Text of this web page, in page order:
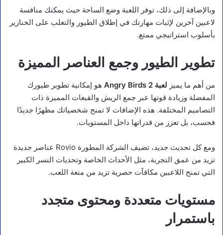
وبالإضافة إلى ذلك، توفر اللعبة وضع الساحة حيث يمكنك منافسة
لاعبين آخرين لإثبات مهارتك في إطلاق الطيور والتغلب على الخنازير
بأسلوب استراتيجي ممتع.
تطوير الطيور وجمع العناصر المميزة
من أهم ما يميز لعبة Angry Birds 2
هو إمكانية تطوير طيورك
المفضلة وزيادة قوتها عبر جمع الريش والقبعات المميزة ذات
التصاميم المختلفة. هذه الإضافات لا تمنح شخصياتك مظهرًا جديدًا
فحسب، بل تعزز من قدراتها داخل المستويات.
ومع كل تحديث جديد، تضيف الشركة المطورة Rovio عناصر جديدة
تزيد من عمق التجربة، مثل الأحداث الخاصة وتحديات النسر الكبير
التي تمنح اللاعبين مكافآت حصرية تزيد من متعة اللعب.
مستويات متعددة ومحتوى متجدد
باستمرار